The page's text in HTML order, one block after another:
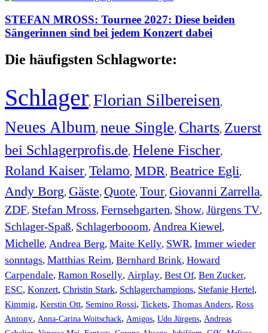
STEFAN MROSS: Tournee 2027: Diese beiden
Sängerinnen sind bei jedem Konzert dabei
Die häufigsten Schlagworte:
Schlager, Florian Silbereisen,
Neues Album, neue Single, Charts, Zuerst
bei Schlagerprofis.de, Helene Fischer,
Roland Kaiser, Telamo, MDR, Beatrice Egli,
Andy Borg, Gäste, Quote, Tour, Giovanni Zarrella,
ZDF, Stefan Mross, Fernsehgarten, Show, Jürgens TV,
Schlager-Spaß, Schlagerbooom, Andrea Kiewel,
Michelle, Andrea Berg, Maite Kelly, SWR, Immer wieder
sonntags, Matthias Reim, Bernhard Brink, Howard
Carpendale, Ramon Roselly, Airplay, Best Of, Ben Zucker,
ESC, Konzert, Christin Stark, Schlagerchampions, Stefanie Hertel,
Kimmig, Kerstin Ott, Semino Rossi, Tickets, Thomas Anders, Ross
Antony, Anna-Carina Woitschack, Amigos, Udo Jürgens, Andreas